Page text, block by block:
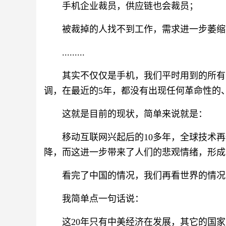
手机企业裁员，供应链也会裁员；
被裁掉的人找不到工作，需求进一步萎
.........
其实不仅仅是手机，我们平时用到的所
调，在最近的5年，都没有出现任何革命性
这就是目前的现状，简单来说就是：
移动互联网兴起后的10多年，全球技术
降，而这进一步带来了人们的悲观情绪，形
看完了中国的情况，我们再看世界的情
我简单点一句话说：
这20年只有中美经济在发展，其它的国